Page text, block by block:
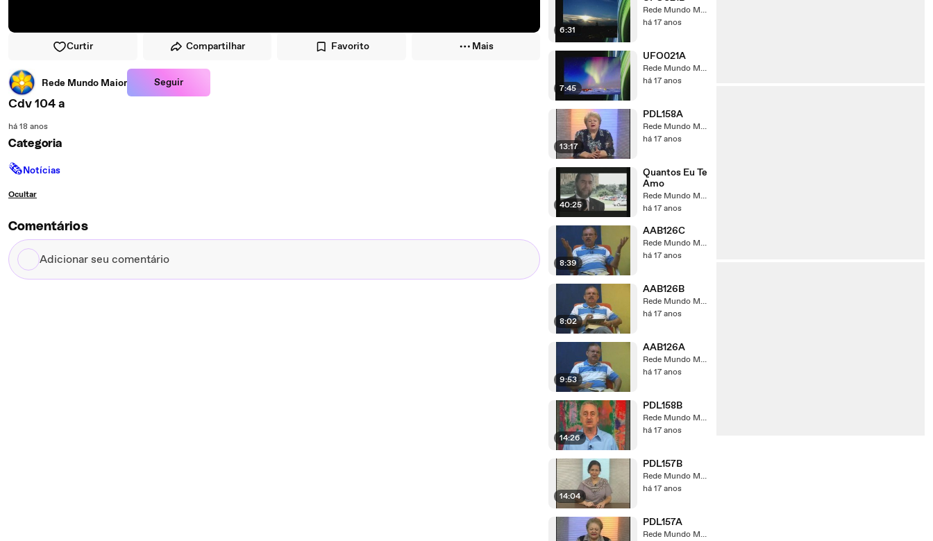
Curtir Compartilhar Favorito Mais
Rede Mundo Maior Seguir
Cdv 104 a
há 18 anos
Categoria
🗞Notícias
Ocultar
Comentários
Adicionar
seu
6:31
Rede Mundo Maior
há 17 anos
7:45
UFO021A
Rede Mundo Maior
há 17 anos
13:17
PDL158A
Rede Mundo Maior
há 17 anos
40:25
Quantos Eu Te
Amo
Rede Mundo Maior
há 17 anos
8:39
AAB126C
Rede Mundo Maior
há 17 anos
8:02
AAB126B
Rede Mundo Maior
há 17 anos
9:53
AAB126A
Rede Mundo Maior
há 17 anos
14:26
PDL158B
Rede Mundo Maior
há 17 anos
14:04
PDL157B
Rede Mundo Maior
há 17 anos
PDL157A
Rede Mundo Maior